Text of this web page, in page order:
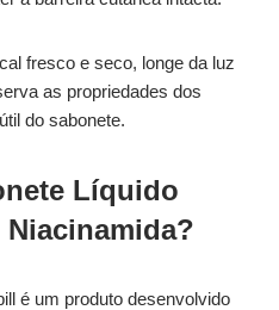
fresco e seco, longe da luz
as propriedades dos
do sabonete.
Líquido
é um produto desenvolvido